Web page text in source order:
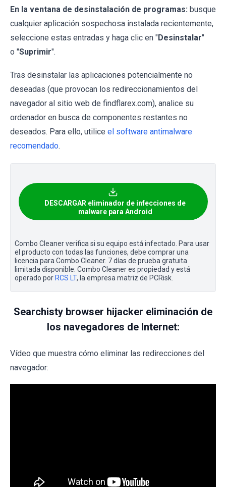
En la ventana de desinstalación de programas: busque
cualquier aplicación sospechosa instalada recientemente,
seleccione estas entradas y haga clic en "Desinstalar"
o "Suprimir".
Tras desinstalar las aplicaciones potencialmente no
deseadas (que provocan los redireccionamientos del
navegador al sitio web de findflarex.com), analice su
ordenador en busca de componentes restantes no
deseados. Para ello, utilice el software antimalware
recomendado.
DESCARGAR eliminador de infecciones de
malware para Android
Combo Cleaner verifica si su equipo está infectado. Para usar
el producto con todas las funciones, debe comprar una
licencia para Combo Cleaner. 7 días de prueba gratuita
limitada disponible. Combo Cleaner es propiedad y está
operado por RCS LT, la empresa matriz de PCRisk.
Searchisty browser hijacker eliminación de
los navegadores de Internet:
Vídeo que muestra cómo eliminar las redirecciones del
navegador: